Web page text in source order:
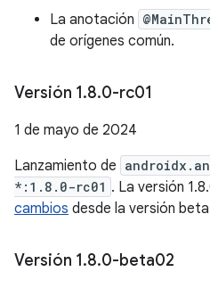
La anotación
de orígenes común.
Versión 1.8.0-rc01
1 de mayo de 2024
Lanzamiento de
*:1.8.0-rc01 . La versión
cambios desde la versión
Versión 1.8.0-beta02